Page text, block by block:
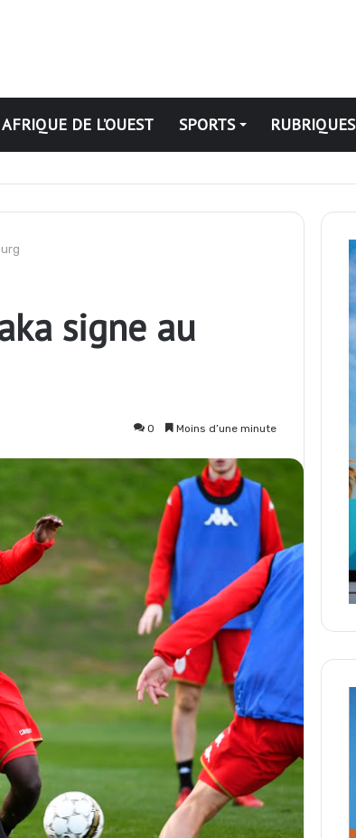
AFRIQUE DE L’OUEST SPORTS RUBRIQUES
de cacao pour la campagne 2026-2027
signe au
0 Moins d’une minute